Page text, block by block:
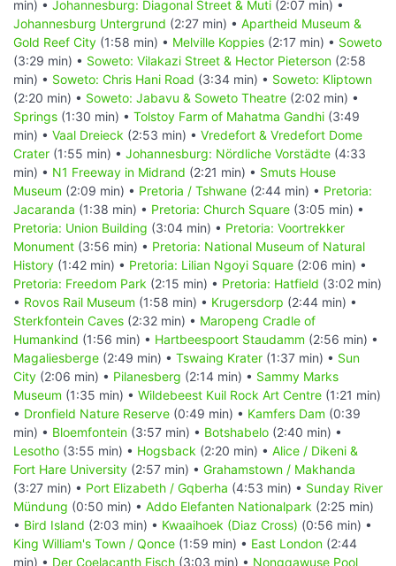
min) • Johannesburg: Diagonal Street & Muti (2:07 min) •
Johannesburg Untergrund (2:27 min) • Apartheid Museum &
Gold Reef City (1:58 min) • Melville Koppies (2:17 min) • Soweto
(3:29 min) • Soweto: Vilakazi Street & Hector Pieterson (2:58
min) • Soweto: Chris Hani Road (3:34 min) • Soweto: Kliptown
(2:20 min) • Soweto: Jabavu & Soweto Theatre (2:02 min) •
Springs (1:30 min) • Tolstoy Farm of Mahatma Gandhi (3:49
min) • Vaal Dreieck (2:53 min) • Vredefort & Vredefort Dome
Crater (1:55 min) • Johannesburg: Nördliche Vorstädte (4:33
min) • N1 Freeway in Midrand (2:21 min) • Smuts House
Museum (2:09 min) • Pretoria / Tshwane (2:44 min) • Pretoria:
Jacaranda (1:38 min) • Pretoria: Church Square (3:05 min) •
Pretoria: Union Building (3:04 min) • Pretoria: Voortrekker
Monument (3:56 min) • Pretoria: National Museum of Natural
History (1:42 min) • Pretoria: Lilian Ngoyi Square (2:06 min) •
Pretoria: Freedom Park (2:15 min) • Pretoria: Hatfield (3:02 min)
• Rovos Rail Museum (1:58 min) • Krugersdorp (2:44 min) •
Sterkfontein Caves (2:32 min) • Maropeng Cradle of
Humankind (1:56 min) • Hartbeespoort Staudamm (2:56 min) •
Magaliesberge (2:49 min) • Tswaing Krater (1:37 min) • Sun
City (2:06 min) • Pilanesberg (2:14 min) • Sammy Marks
Museum (1:35 min) • Wildebeest Kuil Rock Art Centre (1:21 min)
• Dronfield Nature Reserve (0:49 min) • Kamfers Dam (0:39
min) • Bloemfontein (3:57 min) • Botshabelo (2:40 min) •
Lesotho (3:55 min) • Hogsback (2:20 min) • Alice / Dikeni &
Fort Hare University (2:57 min) • Grahamstown / Makhanda
(3:27 min) • Port Elizabeth / Gqberha (4:53 min) • Sunday River
Mündung (0:50 min) • Addo Elefanten Nationalpark (2:25 min)
• Bird Island (2:03 min) • Kwaaihoek (Diaz Cross) (0:56 min) •
King William's Town / Qonce (1:59 min) • East London (2:44
min) • Der Coelacanth Fisch (3:03 min) • Nongqawuse Pool